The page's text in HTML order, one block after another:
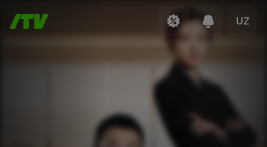
UZ